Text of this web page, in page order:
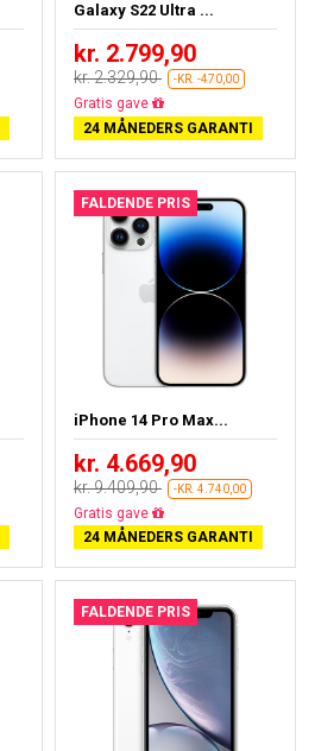
Galaxy S22 Ultra ...
kr. 2.799,90
kr. 2.329,90 -KR. -470,00
Næsten udsolgt
24 MÅNEDERS GARANTI
FALDENDE PRIS
iPhone 14 Pro Max...
kr. 4.669,90
kr. 9.409,90 -KR. 4.740,00
Gratis fragt
24 MÅNEDERS GARANTI
FALDENDE PRIS